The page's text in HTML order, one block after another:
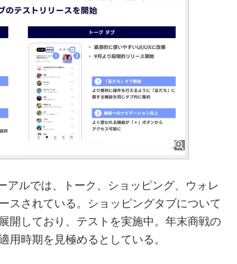
ルでは、トーク、ショッピング、ウォレ
スされている。ショッピングタブについて
開しており、テストを実施中。年末商戦の
用時期を見極めるとしている。